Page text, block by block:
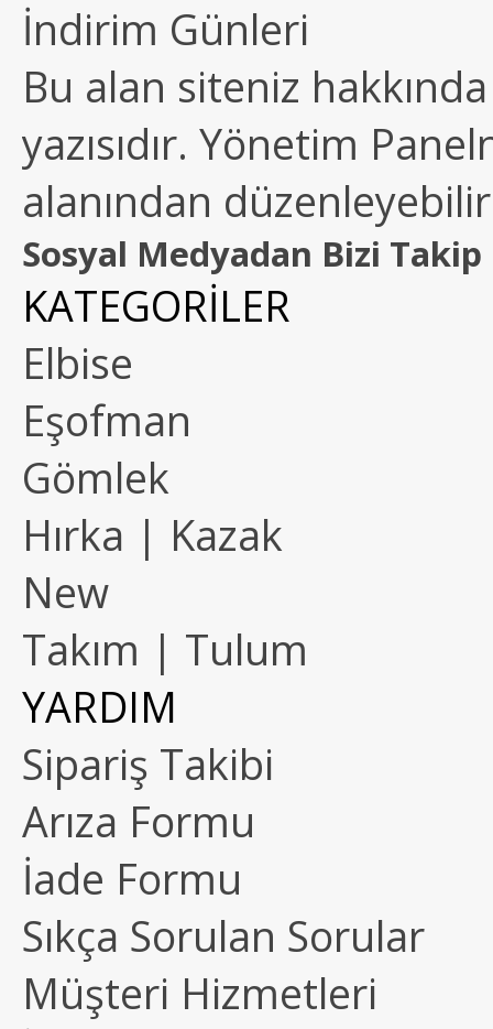
İndirim Günleri
Bu alan siteniz
yazısıdır. Yönetim
alanından
Sosyal Medyadan Bizi Takip
KATEGORİLER
Elbise
Eşofman
Gömlek
Hırka | Kazak
New
Takım | Tulum
YARDIM
Sipariş Takibi
Arıza Formu
İade Formu
Sıkça Sorulan Sorular
Müşteri Hizmetleri